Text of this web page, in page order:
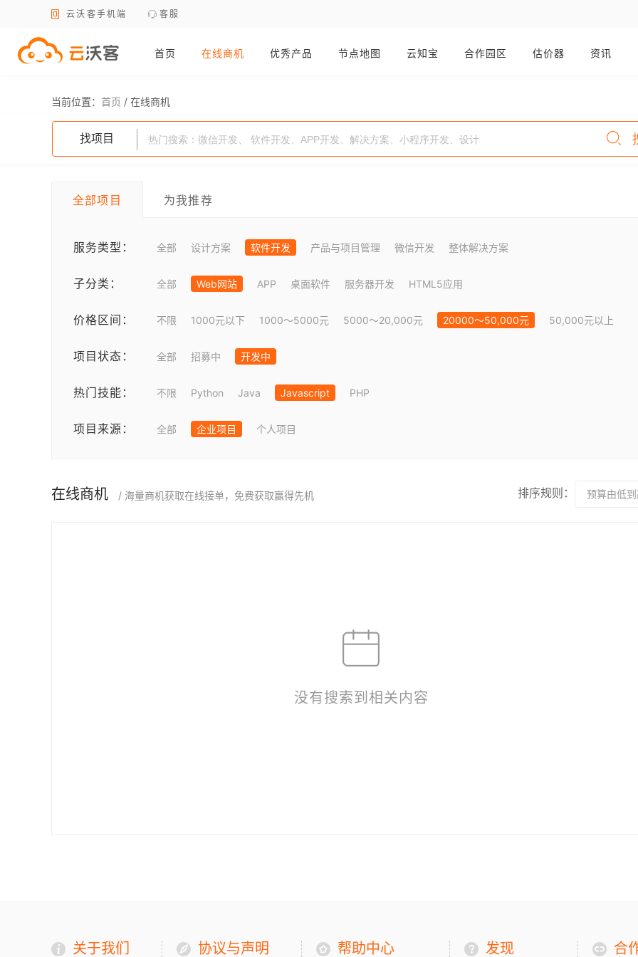
云沃客手机端 客服
首页 在线商机 优秀产品 节点地图 云知宝 合作园区 估价器 资讯
当前位置： 首页 / 在线商机
找项目
全部项目 为我推荐
服务类型： 全部 设计方案 软件开发 产品与项目管理 微信开发 整体解决方案
子分类： 全部 Web网站 APP 桌面软件 服务器开发 HTML5应用
价格区间： 不限 1000元以下 1000～5000元 5000～20,000元 20000～50,000元 50,000元以上
项目状态： 全部 招募中 开发中
热门技能： 不限 Python Java Javascript PHP
项目来源： 全部 企业项目 个人项目
在线商机 / 海量商机获取在线接单，免费获取赢得先机 排序规则： 预算由低
没有搜索到相关内容
关于我们 协议与声明 帮助中心 发现 合